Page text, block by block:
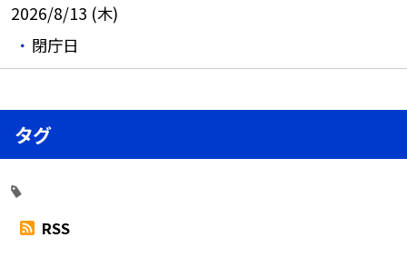
2026/8/13 (木)
閉庁日
タグ
RSS